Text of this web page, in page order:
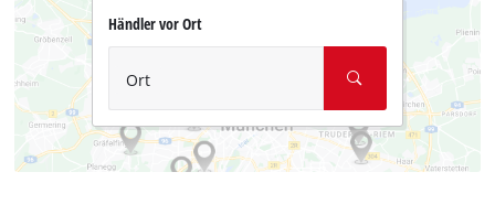
Händler vor Ort
Ort